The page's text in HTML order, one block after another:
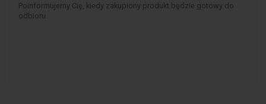
Poinformujemy Cię, kiedy zakupiony produkt będzie gotowy do
odbioru.